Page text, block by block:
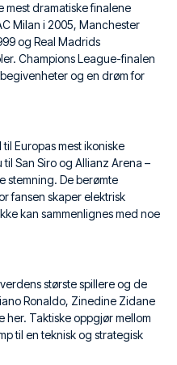
mest dramatiske finalene
Milan i 2005, Manchester
og Real Madrids
Champions League-finalen
og en drøm for
Europas mest ikoniske
San Siro og Allianz Arena –
stemning. De berømte
fansen skaper elektrisk
kan sammenlignes med noe
største spillere og de
Ronaldo, Zinedine Zidane
her. Taktiske oppgjør mellom
til en teknisk og strategisk